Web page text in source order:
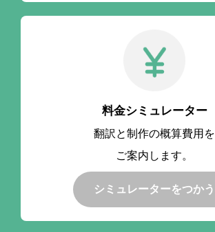
料金シミュレーター
翻訳と制作の概算費用を
ご案内します。
シミュレーターをつかう